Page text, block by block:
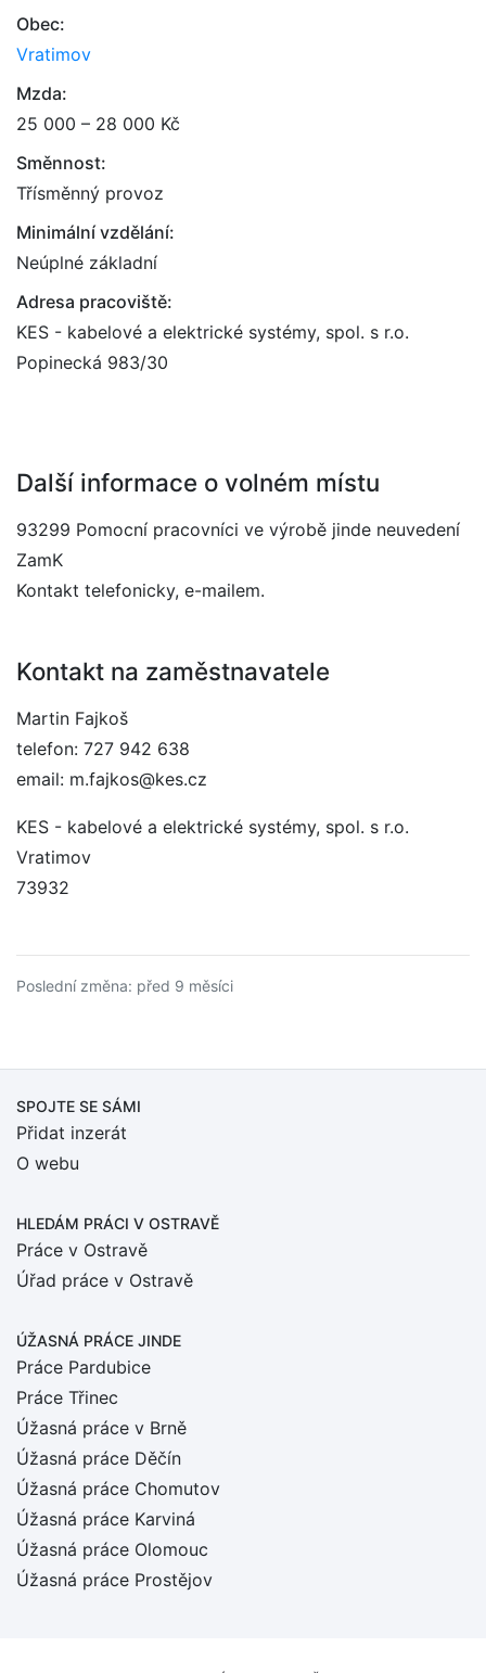
Obec:
Vratimov
Mzda:
25 000 – 28 000 Kč
Směnnost:
Třísměnný provoz
Minimální vzdělání:
Neúplné základní
Adresa pracoviště:
KES - kabelové a elektrické systémy, spol. s r.o.
Popinecká 983/30
Další informace o volném místu
93299 Pomocní pracovníci ve výrobě jinde neuvedení
ZamK
Kontakt telefonicky, e-mailem.
Kontakt na zaměstnavatele
Martin Fajkoš
telefon: 727 942 638
email: m.fajkos@kes.cz
KES - kabelové a elektrické systémy, spol. s r.o.
Vratimov
73932
Poslední změna: před 9 měsíci
SPOJTE SE SÁMI
Přidat inzerát
O webu
HLEDÁM PRÁCI V OSTRAVĚ
Práce v Ostravě
Úřad práce v Ostravě
ÚŽASNÁ PRÁCE JINDE
Práce Pardubice
Práce Třinec
Úžasná práce v Brně
Úžasná práce Děčín
Úžasná práce Chomutov
Úžasná práce Karviná
Úžasná práce Olomouc
Úžasná práce Prostějov